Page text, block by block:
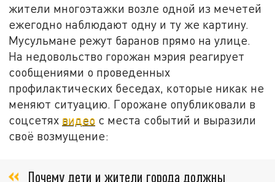
жители многоэтажки возле одной из мечетей
ежегодно наблюдают одну и ту же картину.
Мусульмане режут баранов прямо на улице.
На недовольство горожан мэрия реагирует
сообщениями о проведенных
профилактических беседах, которые никак не
меняют ситуацию. Горожане опубликовали в
соцсетях видео с места событий и выразили
своё возмущение:
Почему дети и жители города должны